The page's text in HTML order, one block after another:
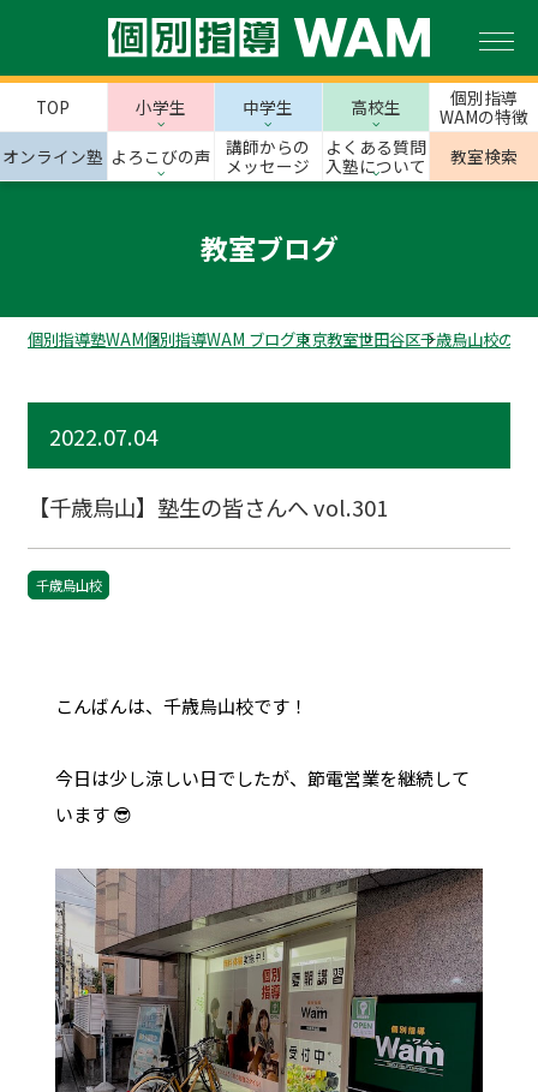
TOP 小学生 中学生 高校生
個別指導
WAMの特徴
オンライン塾 よろこびの声
講師からの
メッセージ
よくある質問
入塾について
教室検索
教室ブログ
個別指導塾WAM個別指導WAM ブログ東京教室世田谷区千歳烏山校のス
2022.07.04
【千歳烏山】塾生の皆さんへ vol.301
千歳烏山校
こんばんは、千歳烏山校です！
今日は少し涼しい日でしたが、節電営業を継続して
います 😎